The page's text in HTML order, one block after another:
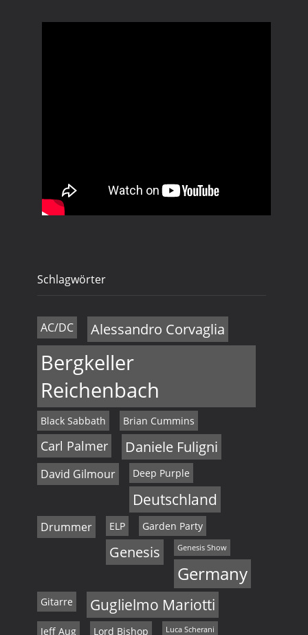
Schlagwörter
AC/DC Alessandro Corvaglia
Bergkeller
Reichenbach
Black Sabbath Brian Cummins
Carl Palmer Daniele Fuligni
David Gilmour Deep Purple
Deutschland
Drummer ELP Garden Party
Genesis Genesis Show
Germany
Gitarre Guglielmo Mariotti
Jeff Aug Lord Bishop Luca Scherani